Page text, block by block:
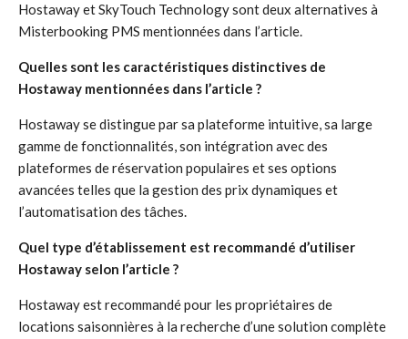
Hostaway et SkyTouch Technology sont deux alternatives à
Misterbooking PMS mentionnées dans l’article.
Quelles sont les caractéristiques distinctives de
Hostaway mentionnées dans l’article ?
Hostaway se distingue par sa plateforme intuitive, sa large
gamme de fonctionnalités, son intégration avec des
plateformes de réservation populaires et ses options
avancées telles que la gestion des prix dynamiques et
l’automatisation des tâches.
Quel type d’établissement est recommandé d’utiliser
Hostaway selon l’article ?
Hostaway est recommandé pour les propriétaires de
locations saisonnières à la recherche d’une solution complète